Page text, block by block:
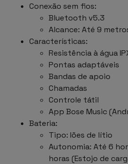
Conexão sem fios:
Bluetooth v5.3
Alcance: Até 9
Características:
Resistência à água
Pontas adaptáveis
Bandas de apoio
Chamadas
Controle tátil
App Bose Music
Bateria:
Tipo: Iões de lítio
Autonomia: Até 6
horas (Estojo de